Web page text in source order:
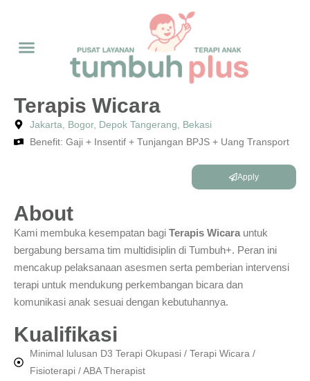
Terapis Wicara
Jakarta, Bogor, Depok Tangerang, Bekasi
Benefit: Gaji + Insentif + Tunjangan BPJS + Uang Transport
Apply
About
Kami membuka kesempatan bagi Terapis Wicara untuk
bergabung bersama tim multidisiplin di Tumbuh+. Peran ini
mencakup pelaksanaan asesmen serta pemberian intervensi
terapi untuk mendukung perkembangan bicara dan
komunikasi anak sesuai dengan kebutuhannya.
Kualifikasi
Minimal lulusan D3 Terapi Okupasi / Terapi Wicara /
Fisioterapi / ABA Therapist